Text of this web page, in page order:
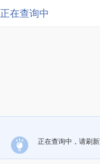
正在查询中
正在查询中，请刷